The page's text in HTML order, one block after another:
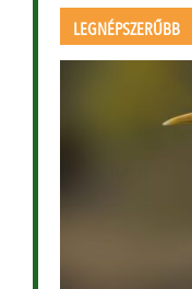
LEGNÉPSZERŰBB